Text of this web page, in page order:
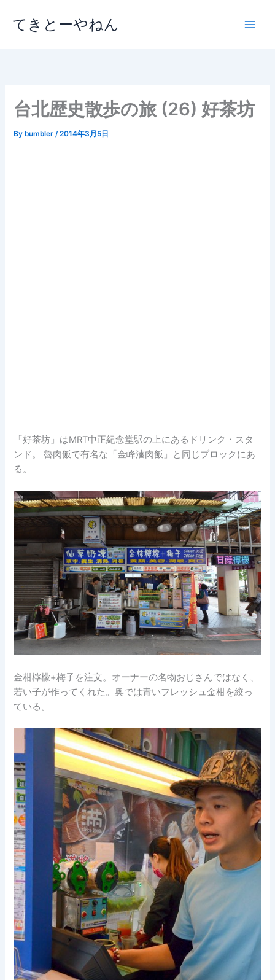
ス
てきとーやねん
台北歴史散歩の旅 (26) 好茶坊
By bumbler/2014年3月5日
「好茶坊」はMRT中正紀念堂駅の上にあるドリンク・スタ
ンド。 魯肉飯で有名な「金峰滷肉飯」と同じブロックにあ
る。
金柑檸檬+梅子を注文。オーナーの名物おじさんではなく、
若い子が作ってくれた。奥では青いフレッシュ金柑を絞っ
ている。